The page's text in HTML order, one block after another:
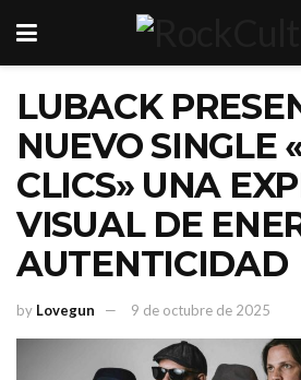
LUBACK
NUEVO SINGLE
CLICS» UNA
VISUAL DE
AUTENTICIDAD
by Lovegun 9 de octubre de 2025